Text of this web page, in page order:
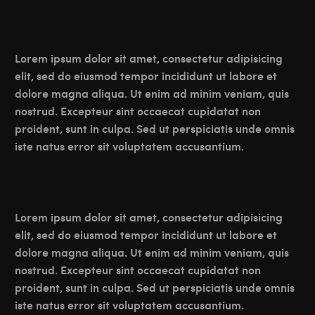
Lorem ipsum dolor sit amet, consectetur adipisicing
elit, sed do eiusmod tempor incididunt ut labore et
dolore magna aliqua. Ut enim ad minim veniam, quis
nostrud. Excepteur sint occaecat cupidatat non
proident, sunt in culpa. Sed ut perspiciatis unde omnis
iste natus error sit voluptatem accusantium.
Lorem ipsum dolor sit amet, consectetur adipisicing
elit, sed do eiusmod tempor incididunt ut labore et
dolore magna aliqua. Ut enim ad minim veniam, quis
nostrud. Excepteur sint occaecat cupidatat non
proident, sunt in culpa. Sed ut perspiciatis unde omnis
iste natus error sit voluptatem accusantium.